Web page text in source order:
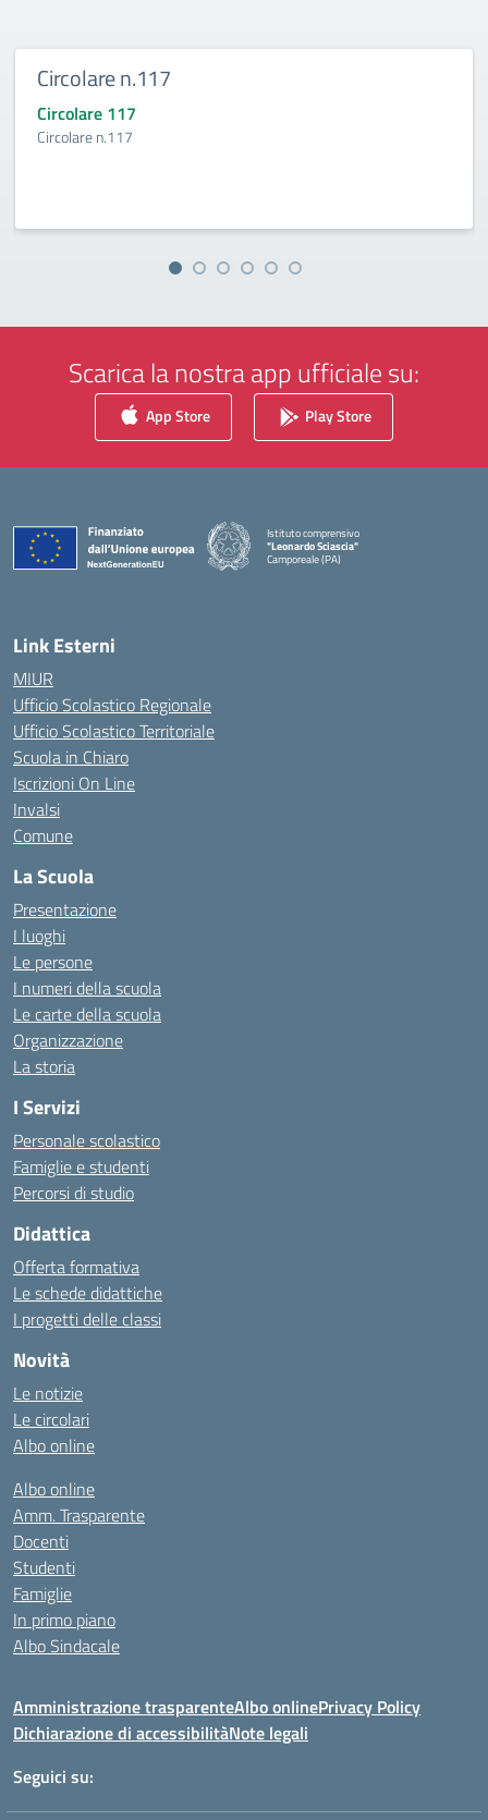
Circolare n.117
Circolare 117
Circolare n.117
Scarica la nostra app ufficiale su:
App Store Play Store
Istituto comprensivo
"Leonardo Sciascia"
Camporeale (PA)
— Visita la pagina iniziale della scuola
Link Esterni
MIUR
Ufficio Scolastico Regionale
Ufficio Scolastico Territoriale
Scuola in Chiaro
Iscrizioni On Line
Invalsi
Comune
La Scuola
Presentazione
I luoghi
Le persone
I numeri della scuola
Le carte della scuola
Organizzazione
La storia
I Servizi
Personale scolastico
Famiglie e studenti
Percorsi di studio
Didattica
Offerta formativa
Le schede didattiche
I progetti delle classi
Novità
Le notizie
Le circolari
Albo online
Albo online
Amm. Trasparente
Docenti
Studenti
Famiglie
In primo piano
Albo Sindacale
Amministrazione trasparenteAlbo onlinePrivacy Policy
Dichiarazione di accessibilitàNote legali
Seguici su: